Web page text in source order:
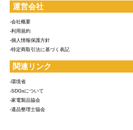
運営会社
-会社概要
-利用規約
-個人情報保護方針
-特定商取引法に基づく表記
関連リンク
-環境省
-SDGsについて
-家電製品協会
-遺品整理士協会